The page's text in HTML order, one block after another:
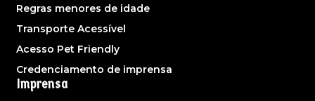
Regras menores de idade
Transporte Acessível
Acesso Pet Friendly
Credenciamento de imprensa
Imprensa